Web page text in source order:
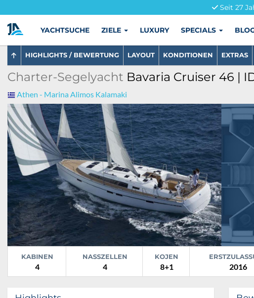
Seit 27
YACHTSUCHE ZIELE LUXURY SPECIALS
HIGHLIGHTS / BEWERTUNG LAYOUT KONDITIONEN EXTRAS
Charter-Segelyacht Bavaria Cruiser 46 |
Athen - Marina Alimos Kalamaki
KABINEN
4
NASSZELLEN
4
KOJEN
8+1 2016